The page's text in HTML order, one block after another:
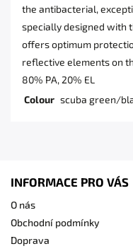
the antibacterial,
specially designed with
offers optimum
reflective elements on
80% PA, 20% EL
Colour scuba green/
INFORMACE PRO VÁS
O nás
Obchodní podmínky
Doprava